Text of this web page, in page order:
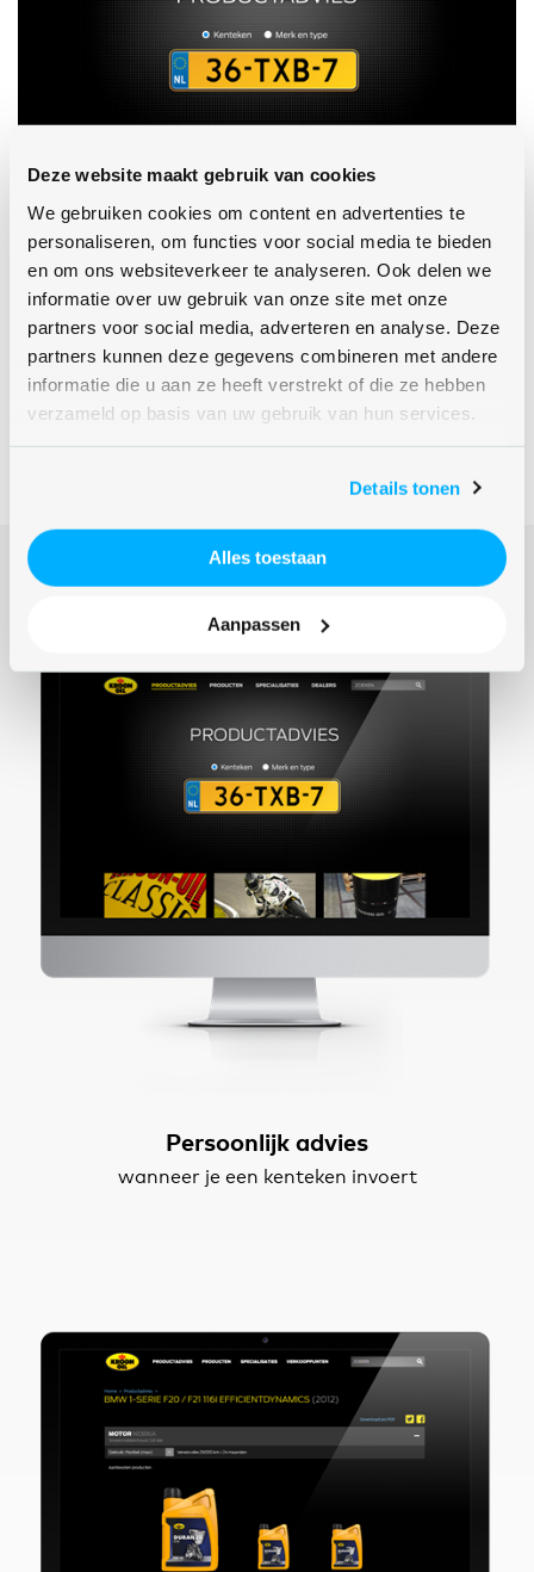
Deze website maakt gebruik van cookies
We gebruiken cookies om content en advertenties te
personaliseren, om functies voor social media te bieden
en om ons websiteverkeer te analyseren. Ook delen we
informatie over uw gebruik van onze site met onze
partners voor social media, adverteren en analyse. Deze
partners kunnen deze gegevens combineren met andere
informatie die u aan ze heeft verstrekt of die ze hebben
verzameld op basis van uw gebruik van hun services.
Details tonen
Alles toestaan
Aanpassen
Persoonlijk advies
wanneer je een kenteken invoert